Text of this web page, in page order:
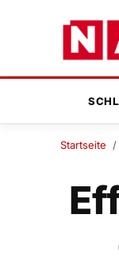
Startseite /